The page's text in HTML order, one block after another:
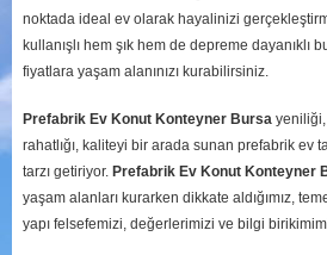
noktada ideal ev olarak hayalinizi
kullanışlı hem şık hem de depreme dayanıklı
fiyatlara yaşam alanınızı kurabilirsiniz.
Prefabrik Ev Konut Konteyner Bursayeniliği,
rahatlığı, kaliteyi bir arada sunan prefabrik ev
tarzı getiriyor. Prefabrik Ev Konut Konteyner
yaşam alanları kurarken dikkate aldığımız,
yapı felsefemizi, değerlerimizi ve bilgi